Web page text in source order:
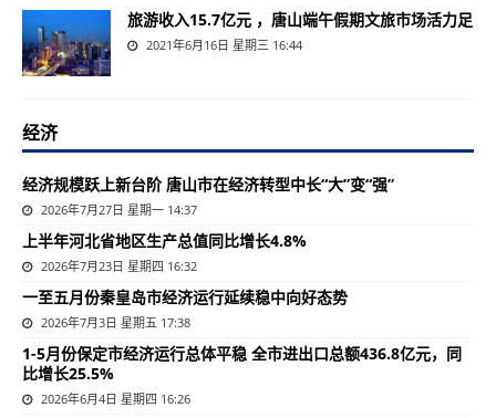
旅游收入15.7亿元 ，唐山端午假期文旅市场活力足
2021年6月16日 星期三 16:44
经济
经济规模跃上新台阶 唐山市在经济转型中长“大”变“强”
2026年7月27日 星期一 14:37
上半年河北省地区生产总值同比增长4.8%
2026年7月23日 星期四 16:32
一至五月份秦皇岛市经济运行延续稳中向好态势
2026年7月3日 星期五 17:38
1-5月份保定市经济运行总体平稳 全市进出口总额436.8亿元，同
比增长25.5%
2026年6月4日 星期四 16:26